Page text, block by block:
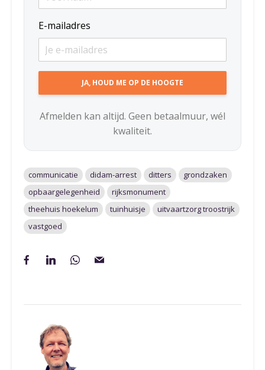
E-mailadres
Afmelden kan altijd. Geen betaalmuur, wél
kwaliteit.
communicatie didam-arrest ditters
grondzaken
opbaargelegenheid
rijksmonument
theehuis hoekelum
tuinhuisje
uitvaartzorg troostrijk
vastgoed